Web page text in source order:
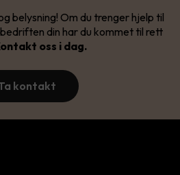
belysning! Om du trenger hjelp til
din har du kommet til rett
oss i dag.
kontakt